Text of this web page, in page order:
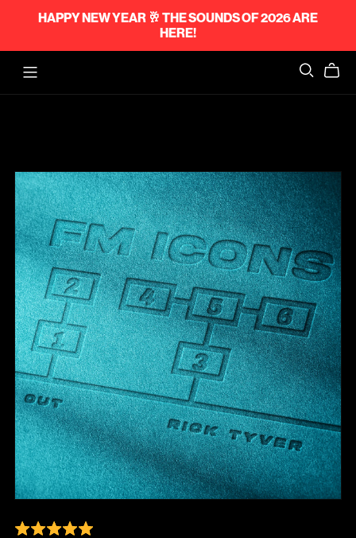
HAPPY NEW YEAR 🥂 THE SOUNDS OF 2026 ARE
HERE!